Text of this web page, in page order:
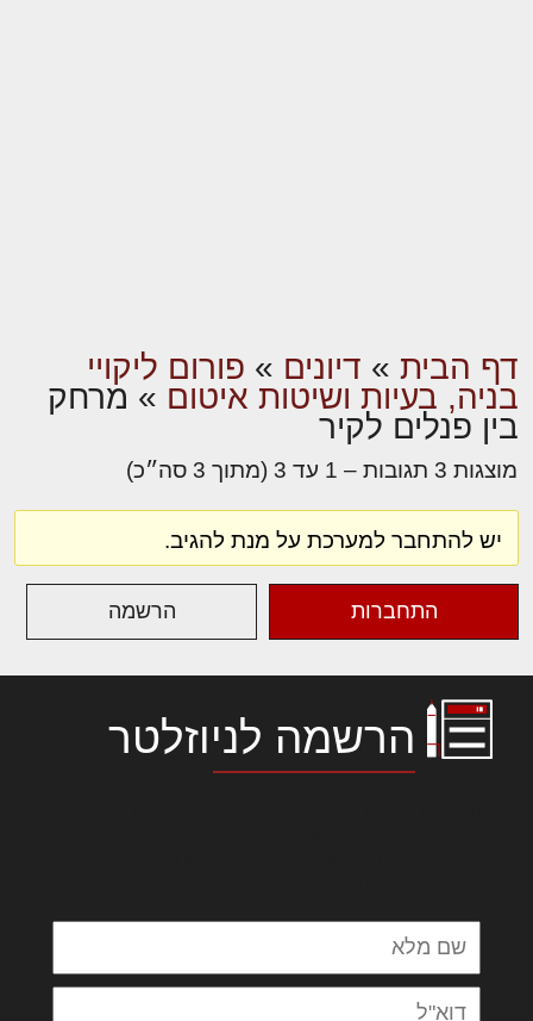
דף הבית » דיונים » פורום ליקויי
בניה, בעיות ושיטות איטום » מרחק
בין פנלים לקיר
מוצגות 3 תגובות – 1 עד 3 (מתוך 3 סה״כ)
יש להתחבר למערכת על מנת להגיב.
התחברות הרשמה
הרשמה לניוזלטר